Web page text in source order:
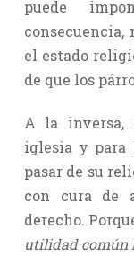
puede
consecuencia,
el estado
de que los
A la inversa,
iglesia y para
pasar de su
con cura de
derecho.
utilidad común